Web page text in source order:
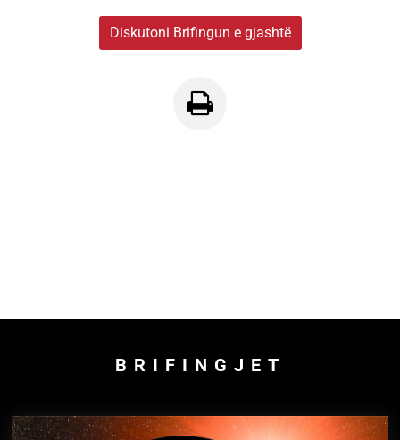
Diskutoni Brifingun e gjashtë
BRIFINGJET